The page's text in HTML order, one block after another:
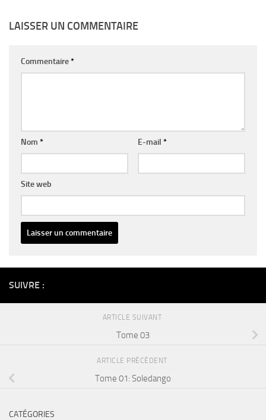
LAISSER UN COMMENTAIRE
Commentaire*
Nom * E-mail *
Site web
SUIVRE :
ARTICLE SUIVANT
Tome 03
ARTICLE PRÉCÉDENT
Tome 01: Soledango
CATÉGORIES